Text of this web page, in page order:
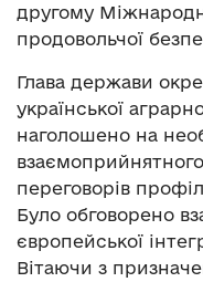
другому
продовольчої
Глава держави
української
наголошено на
переговорів
Було обговорено
європейської
Вітаючи з